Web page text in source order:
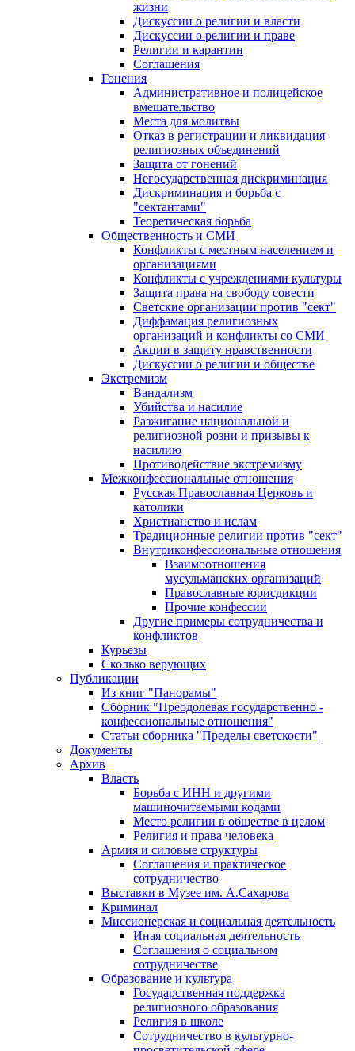
жизни
Дискуссии о религии и власти
Дискуссии о религии и праве
Религии и карантин
Соглашения
Гонения
Административное и полицейское
вмешательство
Места для молитвы
Отказ в регистрации и ликвидация
религиозных объединений
Защита от гонений
Негосударственная дискриминация
Дискриминация и борьба с
"сектантами"
Теоретическая борьба
Общественность и СМИ
Конфликты с местным населением и
организациями
Конфликты с учреждениями культуры
Защита права на свободу совести
Светские организации против "сект"
Диффамация религиозных
организаций и конфликты со СМИ
Акции в защиту нравственности
Дискуссии о религии и обществе
Экстремизм
Вандализм
Убийства и насилие
Разжигание национальной и
религиозной розни и призывы к
насилию
Противодействие экстремизму
Межконфессиональные отношения
Русская Православная Церковь и
католики
Христианство и ислам
Традиционные религии против "сект"
Внутриконфессиональные отношения
Взаимоотношения
мусульманских организаций
Православные юрисдикции
Прочие конфессии
Другие примеры сотрудничества и
конфликтов
Курьезы
Сколько верующих
Публикации
Из книг "Панорамы"
Сборник "Преодолевая государственно -
конфессиональные отношения"
Статьи сборника "Пределы светскости"
Документы
Архив
Власть
Борьба с ИНН и другими
машиночитаемыми кодами
Место религии в обществе в целом
Религия и права человека
Армия и силовые структуры
Соглашения и практическое
сотрудничество
Выставки в Музее им. А.Сахарова
Криминал
Миссионерская и социальная деятельность
Иная социальная деятельность
Соглашения о социальном
сотрудничестве
Образование и культура
Государственная поддержка
религиозного образования
Религия в школе
Сотрудничество в культурно-